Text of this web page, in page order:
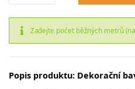
Zadejte počet běžných metrů
Popis produktu: Dekorační